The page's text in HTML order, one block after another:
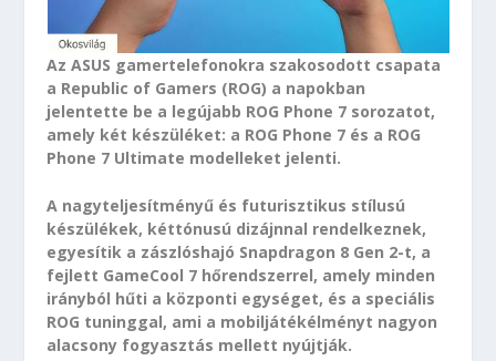
Az ASUS gamertelefonokra szakosodott csapata
a Republic of Gamers (ROG) a napokban
jelentette be a legújabb ROG Phone 7 sorozatot,
amely két készüléket: a ROG Phone 7 és a ROG
Phone 7 Ultimate modelleket jelenti.
A nagyteljesítményű és futurisztikus stílusú
készülékek, kéttónusú dizájnnal rendelkeznek,
egyesítik a zászlóshajó Snapdragon 8 Gen 2-t, a
fejlett GameCool 7 hőrendszerrel, amely minden
irányból hűti a központi egységet, és a speciális
ROG tuninggal, ami a mobiljátékélményt nagyon
alacsony fogyasztás mellett nyújtják.